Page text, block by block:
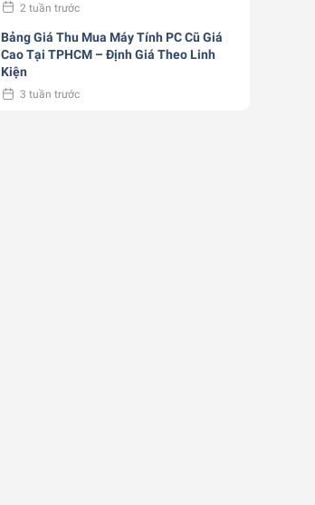
2 tuần trước
Bảng Giá Thu Mua Máy Tính PC Cũ Giá
Cao Tại TPHCM – Định Giá Theo Linh
Kiện
3 tuần trước